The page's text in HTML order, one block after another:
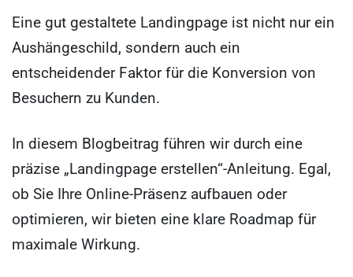
Eine gut gestaltete Landingpage ist nicht nur ein
Aushängeschild, sondern auch ein
entscheidender Faktor für die Konversion von
Besuchern zu Kunden.
In diesem Blogbeitrag führen wir durch eine
präzise „Landingpage erstellen“-Anleitung. Egal,
ob Sie Ihre Online-Präsenz aufbauen oder
optimieren, wir bieten eine klare Roadmap für
maximale Wirkung.